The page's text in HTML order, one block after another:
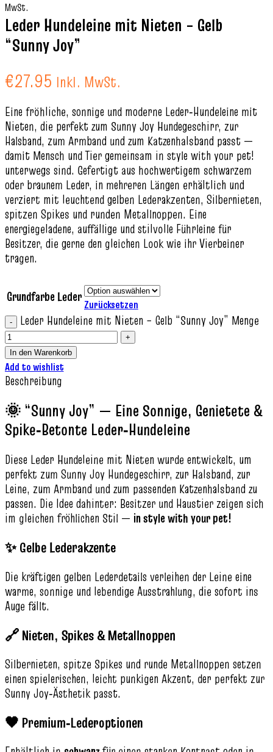
MwSt.
Leder Hundeleine mit Nieten – Gelb
“Sunny Joy”
€27.95 Inkl. MwSt.
Eine fröhliche, sonnige und moderne Leder‑Hundeleine mit
Nieten, die perfekt zum Sunny Joy Hundegeschirr, zur
Halsband, zum Armband und zum Katzenhalsband passt —
damit Mensch und Tier gemeinsam in style with your pet!
unterwegs sind. Gefertigt aus hochwertigem schwarzem
oder braunem Leder, in mehreren Längen erhältlich und
verziert mit leuchtend gelben Lederakzenten, Silbernieten,
spitzen Spikes und runden Metallnoppen. Eine
energiegeladene, auffällige und stilvolle Führleine für
Besitzer, die gerne den gleichen Look wie ihr Vierbeiner
tragen.
Grundfarbe Leder Zurücksetzen
Leder Hundeleine mit Nieten – Gelb “Sunny Joy” Menge
In den Warenkorb
Add to wishlist
Beschreibung
🌞 “Sunny Joy” — Eine Sonnige, Genietete &
Spike‑Betonte Leder‑Hundeleine
Diese Leder Hundeleine mit Nieten wurde entwickelt, um
perfekt zum Sunny Joy Hundegeschirr, zur Halsband, zur
Leine, zum Armband und zum passenden Katzenhalsband zu
passen. Die Idee dahinter: Besitzer und Haustier zeigen sich
im gleichen fröhlichen Stil — in style with your pet!
✨ Gelbe Lederakzente
Die kräftigen gelben Lederdetails verleihen der Leine eine
warme, sonnige und lebendige Ausstrahlung, die sofort ins
Auge fällt.
🔗 Nieten, Spikes & Metallnoppen
Silbernieten, spitze Spikes und runde Metallnoppen setzen
einen spielerischen, leicht punkigen Akzent, der perfekt zur
Sunny Joy‑Ästhetik passt.
🖤 Premium‑Lederoptionen